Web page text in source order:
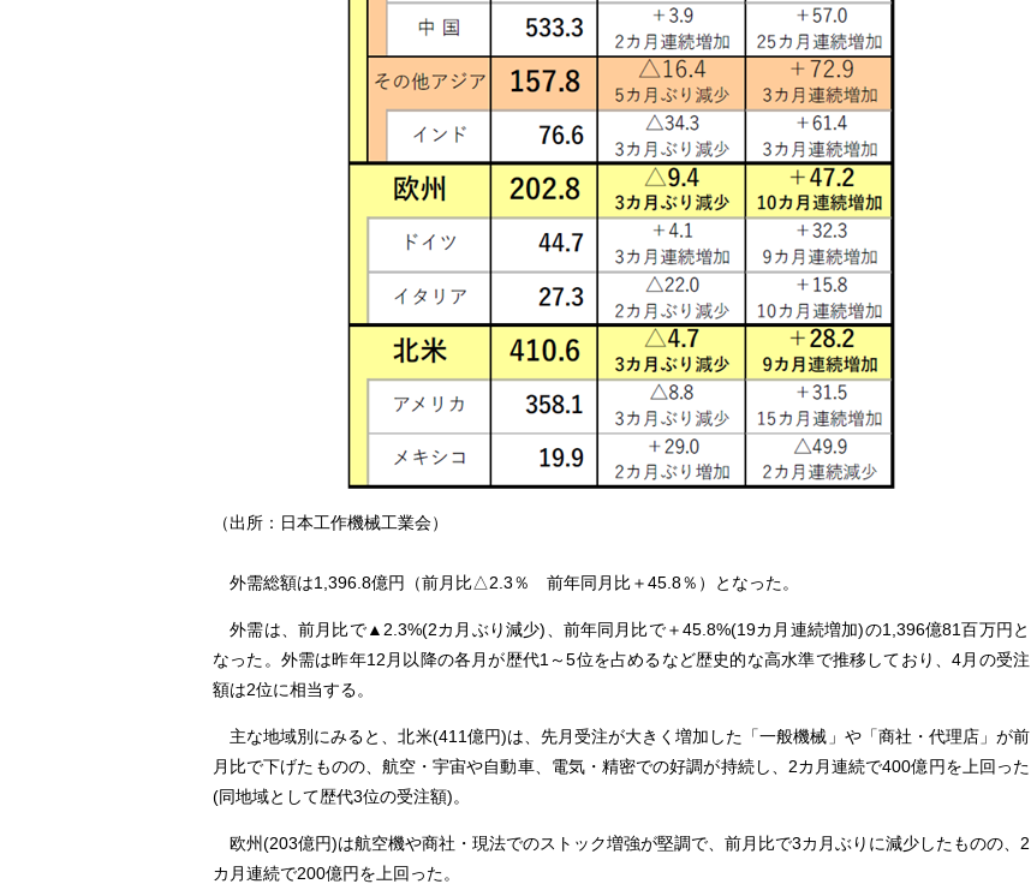
（出所：日本工作機械工業会）
外需総額は1,396.8億円（前月比△2.3％ 前年同月比＋45.8％）となった。
外需は、前月比で▲2.3%(2カ月ぶり減少)、前年同月比で＋45.8%(19カ月連続増加)の1,396億81百万円と
なった。外需は昨年12月以降の各月が歴代1～5位を占めるなど歴史的な高水準で推移しており、4月の受注
額は2位に相当する。
主な地域別にみると、北米(411億円)は、先月受注が大きく増加した「一般機械」や「商社・代理店」が前
月比で下げたものの、航空・宇宙や自動車、電気・精密での好調が持続し、2カ月連続で400億円を上回った
(同地域として歴代3位の受注額)。
欧州(203億円)は航空機や商社・現法でのストック増強が堅調で、前月比で3カ月ぶりに減少したものの、2
カ月連続で200億円を上回った。